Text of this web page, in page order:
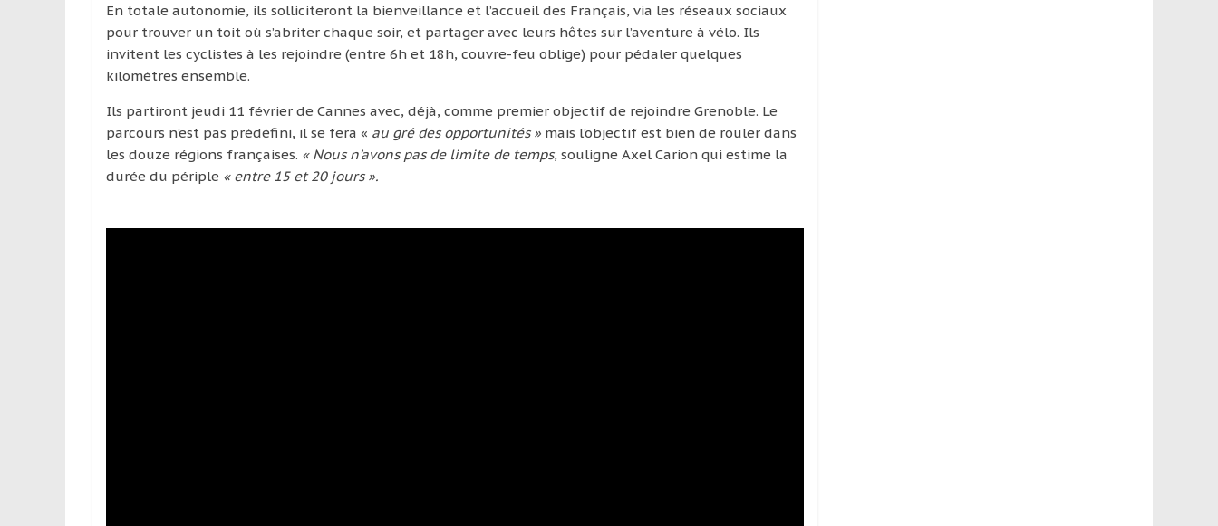
En totale autonomie, ils solliciteront la bienveillance et l’accueil des Français, via les réseaux sociaux
pour trouver un toit où s’abriter chaque soir, et partager avec leurs hôtes sur l’aventure à vélo. Ils
invitent les cyclistes à les rejoindre (entre 6h et 18h, couvre-feu oblige) pour pédaler quelques
kilomètres ensemble.
Ils partiront jeudi 11 février de Cannes avec, déjà, comme premier objectif de rejoindre Grenoble. Le
parcours n’est pas prédéfini, il se fera « au gré des opportunités » mais l’objectif est bien de rouler dans
les douze régions françaises. « Nous n’avons pas de limite de temps, souligne Axel Carion qui estime la
durée du périple « entre 15 et 20 jours ».